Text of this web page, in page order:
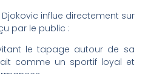
influe directement sur
par le public :
le tapage autour de sa
comme un sportif loyal et